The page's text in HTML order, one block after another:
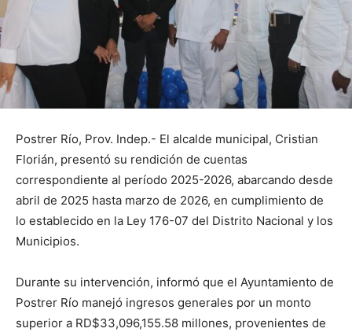
Postrer Río, Prov. Indep.- El alcalde municipal, Cristian
Florián, presentó su rendición de cuentas
correspondiente al período 2025-2026, abarcando desde
abril de 2025 hasta marzo de 2026, en cumplimiento de
lo establecido en la Ley 176-07 del Distrito Nacional y los
Municipios.
Durante su intervención, informó que el Ayuntamiento de
Postrer Río manejó ingresos generales por un monto
superior a RD$33,096,155.58 millones, provenientes de